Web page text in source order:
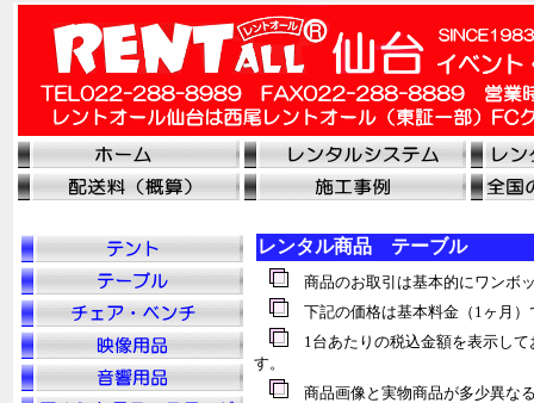
レンタル商品 テーブル
商品のお取引は基本的にワンボ
下記の価格は基本料金（1ヶ月）
1台あたりの税込金額を表示して
す。
商品画像と実物商品が多少異な